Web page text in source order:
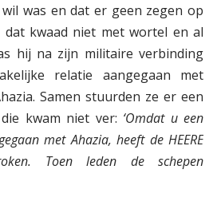
was en dat er geen zegen op
kwaad niet met wortel en al
hij na zijn militaire verbinding
relatie aangegaan met
Samen stuurden ze er een
kwam niet ver: ‘Omdat u een
met Ahazia, heeft de HEERE
Toen leden de schepen